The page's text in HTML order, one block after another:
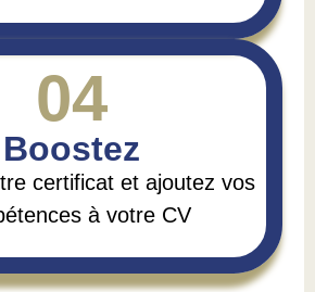
04
Boostez
certificat et ajoutez vos
à votre CV